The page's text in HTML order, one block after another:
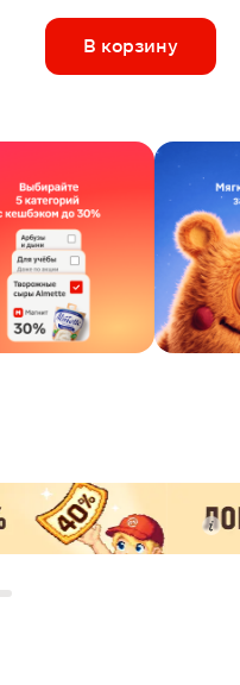
В корзину